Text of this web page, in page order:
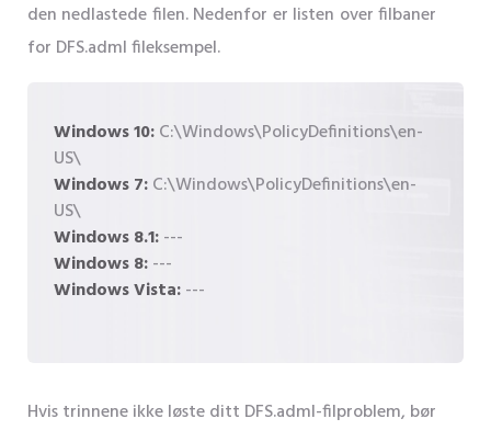
den nedlastede filen. Nedenfor er listen over filbaner
for DFS.adml fileksempel.
Windows 10:C:\Windows\PolicyDefinitions\en-
US\
Windows 7:C:\Windows\PolicyDefinitions\en-
US\
Windows 8.1:---
Windows 8:---
Windows Vista:---
Hvis trinnene ikke løste ditt DFS.adml-filproblem, bør